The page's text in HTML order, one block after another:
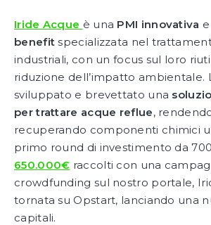
Iride Acque è una PMI innovativa
benefitspecializzata nel
industriali, con un focus sul loro
riduzione dell’impatto ambientale.
sviluppato e brevettato una
per trattare acque reflue,
recuperando componenti chimici
primo round di investimento da
650.000€ raccolti con una
crowdfunding sul nostro portale,
tornata su Opstart, lanciando una
capitali.